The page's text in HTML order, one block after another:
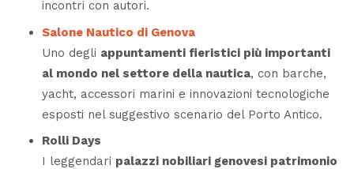
incontri con autori.
Salone Nautico di Genova
Uno degli appuntamenti fieristici più importanti
al mondo nel settore della nautica, con barche,
yacht, accessori marini e innovazioni tecnologiche
esposti nel suggestivo scenario del Porto Antico.
Rolli Days
I leggendari palazzi nobiliari genovesi patrimonio